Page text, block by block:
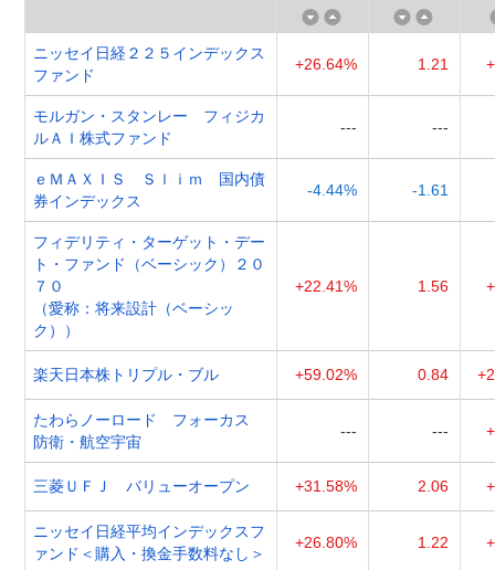
ニッセイ日経２２５インデックス
ファンド
+26.64% 1.21
モルガン・スタンレー フィジカ
ルＡＩ株式ファンド
--- ---
ｅＭＡＸＩＳ Ｓｌｉｍ 国内債
券インデックス
-4.44% -1.61
フィデリティ・ターゲット・デー
ト・ファンド（ベーシック）２０
７０
（愛称：将来設計（ベーシッ
ク））
+22.41% 1.56
楽天日本株トリプル・ブル +59.02% 0.84
たわらノーロード フォーカス
防衛・航空宇宙
--- ---
三菱ＵＦＪ バリューオープン +31.58% 2.06
ニッセイ日経平均インデックスフ
ァンド＜購入・換金手数料なし＞
+26.80% 1.22